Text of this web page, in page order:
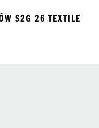
S2G 26 TEXTILE